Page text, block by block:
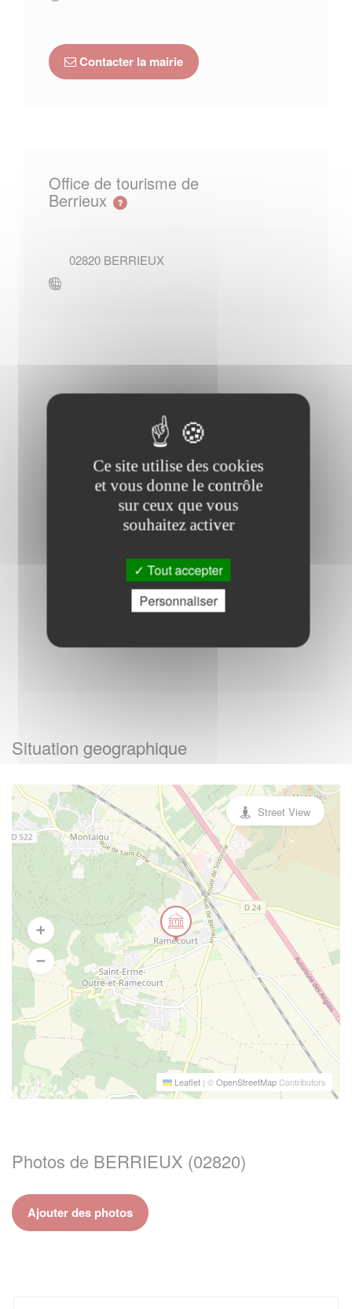
Contacter la mairie
Office de tourisme de
Berrieux
02820 BERRIEUX
Horaires Mairie
Mardi : - 08h30 à 11h30
Jeudi : - 08h30 à 11h30
Situation geographique
Leaflet | ©OpenStreetMapContributors
Street View
Photos de BERRIEUX (02820)
Ajouter des photos
Ce site utilise des cookies
et vous donne le contrôle
sur ceux que vous
souhaitez activer
Tout accepter
Personnaliser